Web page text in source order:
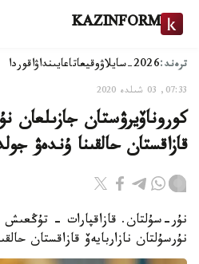
KAZINFORM
ترەند:2026-سايلاۋ وقيعاتاعايىنداۋاقوردا
07:33, 03 شىلدە 2020
كوروناۆيرۋستان جازىلعان
قازاقستان حالقىنا ۇندەۋ
نۇر-سۇلتان. قازاقپارات -
نۇرسۇلتان نازاربايەۆ قازاقستان